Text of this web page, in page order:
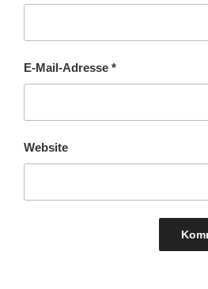
E-Mail-Adresse *
Website